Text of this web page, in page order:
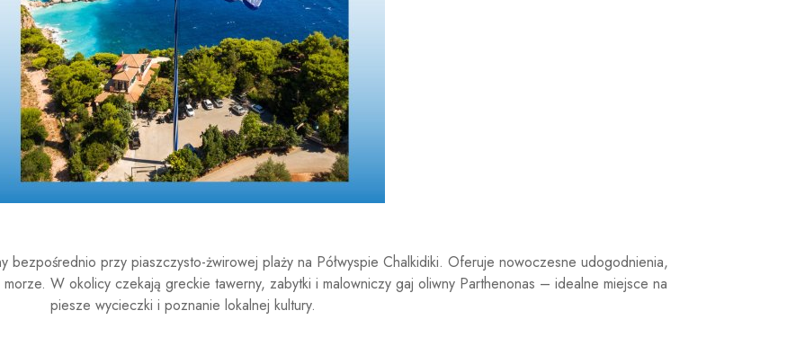
bezpośrednio przy piaszczysto-żwirowej plaży na Półwyspie Chalkidiki. Oferuje nowoczesne udogodnienia,
W okolicy czekają greckie tawerny, zabytki i malowniczy gaj oliwny Parthenonas – idealne miejsce na
piesze wycieczki i poznanie lokalnej kultury.